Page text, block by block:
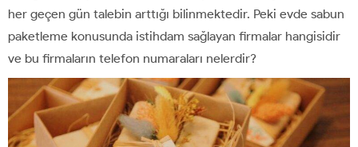
her geçen gün talebin arttığı bilinmektedir. Peki evde sabun
paketleme konusunda istihdam sağlayan firmalar hangisidir
ve bu firmaların telefon numaraları nelerdir?